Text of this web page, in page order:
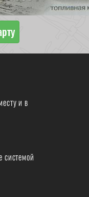
и в
системой